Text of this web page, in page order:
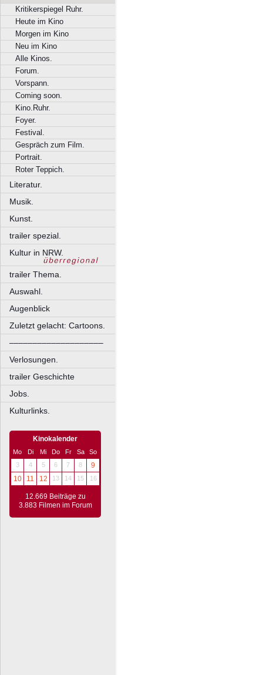
Kritikerspiegel Ruhr.
Heute im Kino
Morgen im Kino
Neu im Kino
Alle Kinos.
Forum.
Vorspann.
Coming soon.
Kino.Ruhr.
Foyer.
Festival.
Gespräch zum Film.
Portrait.
Roter Teppich.
Literatur.
Musik.
Kunst.
trailer spezial.
Kultur in NRW.
trailer Thema.
Auswahl.
Augenblick
Zuletzt gelacht: Cartoons.
––––––––––––––––––––
Verlosungen.
trailer Geschichte
Jobs.
Kulturlinks.
Kinokalender
Mo Di Mi Do Fr Sa
So
3
4 5 6 7 8
9
10
11 12 13 14 15 16
12.669 Beiträge zu
3.883 Filmen im Forum